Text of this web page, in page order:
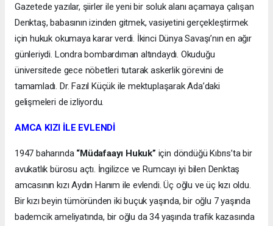
Gazetede yazılar, şiirler ile yeni bir soluk alanı açamaya çalışan
Denktaş, babasının izinden gitmek, vasiyetini gerçekleştirmek
için hukuk okumaya karar verdi. İkinci Dünya Savaşı’nın en ağır
günleriydi. Londra bombardıman altındaydı. Okuduğu
üniversitede gece nöbetleri tutarak askerlik görevini de
tamamladı. Dr. Fazıl Küçük ile mektuplaşarak Ada’daki
gelişmeleri de izliyordu.
AMCA KIZI İLE EVLENDİ
1947 baharında “Müdafaayı Hukuk” için döndüğü Kıbrıs’ta bir
avukatlık bürosu açtı. İngilizce ve Rumcayı iyi bilen Denktaş
amcasının kızı Aydın Hanım ile evlendi. Üç oğlu ve üç kızı oldu.
Bir kızı beyin tümöründen iki buçuk yaşında, bir oğlu 7 yaşında
bademcik ameliyatında, bir oğlu da 34 yaşında trafik kazasında